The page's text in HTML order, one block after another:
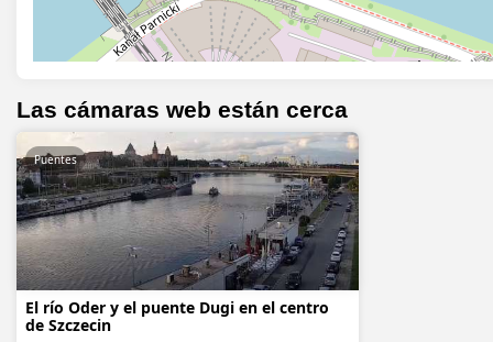
Las cámaras web están cerca
El río Oder y el puente Dugi en el centro
de Szczecin
Puentes